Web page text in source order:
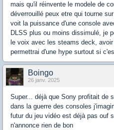
mais qu'il réinvente le modele de
déverrouillé peux etre qui tourne
voit la puissance d'une console
DLSS plus ou moins dissimulé, je
le voix avec les steams deck,
permettrai d'une hype surtout si
Boingo
26 janv. 2025
Super... déjà que Sony profitait de
dans la guerre des consoles
futur du jeu vidéo est déjà pas ouf
n'annonce rien de bon